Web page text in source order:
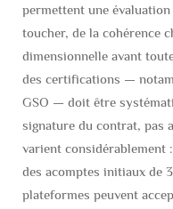
permettent une
toucher, de la cohérence
dimensionnelle avant
des certifications —
GSO — doit être
signature du contrat, pas
varient considérablement
des acomptes initiaux de
plateformes peuvent